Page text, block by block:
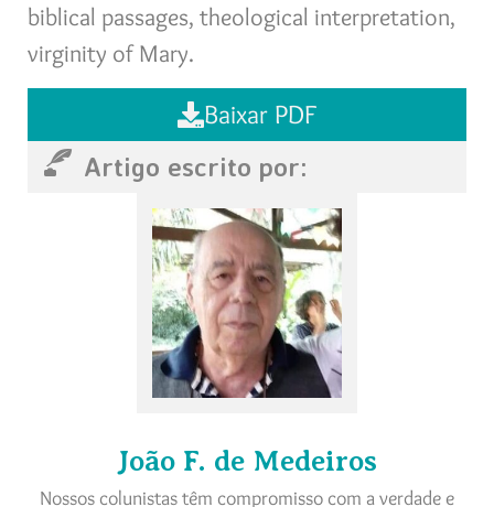
biblical passages, theological interpretation,
virginity of Mary.
Baixar PDF
Artigo escrito por:
João F. de Medeiros
Nossos colunistas têm compromisso com a verdade e